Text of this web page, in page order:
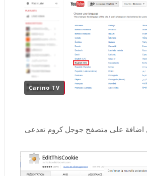
Carino TV
اضافة على متصفح جوجل كروم تعدعى